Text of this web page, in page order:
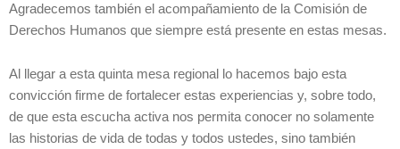
Agradecemos también el acompañamiento de la Comisión de
Derechos Humanos que siempre está presente en estas mesas.
Al llegar a esta quinta mesa regional lo hacemos bajo esta
convicción firme de fortalecer estas experiencias y, sobre todo,
de que esta escucha activa nos permita conocer no solamente
las historias de vida de todas y todos ustedes, sino también